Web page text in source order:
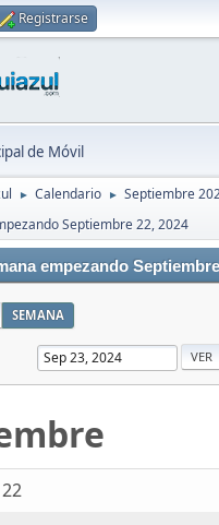
Registrarse
de Móvil
► Calendario ► Septiembre
Septiembre 22, 2024
empezando
SEMANA